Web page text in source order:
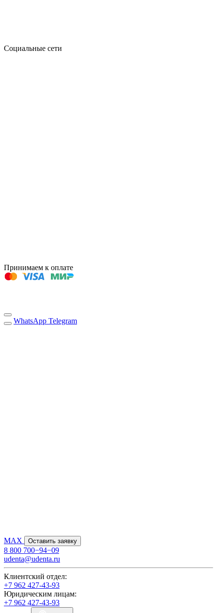
Социальные сети
Принимаем к оплате
WhatsApp Telegram
MAX Оставить заявку
8 800 700−94−09
udenta@udenta.ru
Клиентский отдел:
+7 962 427-43-93
Юридическим лицам:
+7 962 427-43-93